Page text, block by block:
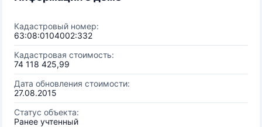
Кадастровый номер:
63:08:0104002:332
Кадастровая стоимость:
74 118 425,99
Дата обновления стоимости:
27.08.2015
Статус объекта:
Ранее учтенный